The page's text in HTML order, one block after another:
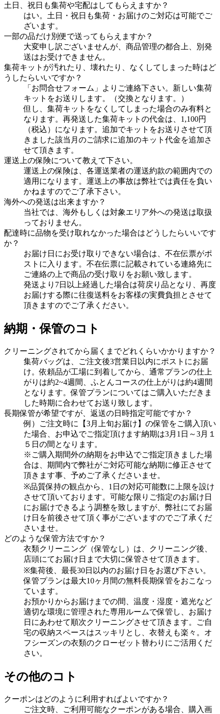
土日、祝日も集荷や宅配はしてもらえますか？
はい。土日・祝日も集荷・お届けのご対応は可能でご
ざいます。
一部の品だけ別便で送ってもらえますか？
大変申し訳ございませんが、商品管理の都合上、別発
送はお受けできません。
集荷キットが汚れたり、壊れたり、なくしてしまった時はど
うしたらいいですか？
「お問合せフォーム」よりご連絡下さい。新しい集荷
キットをお送りします。（交換となります。）
但し、集荷キットをなくしてしまった場合のみ有料と
なります。再発送した集荷キットの代金は、1,100円
（税込）になります。追加でキットをお送りさせて頂
きました該当月のご請求に追加のキット代金を追加さ
せて頂きます。
運送上の保険について教えて下さい。
運送上の保険は、各運送業者の運送約款の範囲内での
適用になります。運送上の事故は弊社では責任を負い
かねますのでご了承下さい。
海外への発送は出来ますか？
当社では、海外もしくは対象エリア外への発送は取扱
っておりません。
配達時に品物を受け取れなかった場合はどうしたらいいです
か？
お届け日にお受け取りできない場合は、不在伝票がポ
ストに入ります。不在伝票に記載されている連絡先に
ご連絡の上で商品の受け取りをお願い致します。
発送より7日以上経過した場合は荷戻り品となり、再度
お届けする際に往復送料をお客様の実費負担とさせて
頂きますのでご了承ください。
納期・保管のコト
クリーニングされてから届くまでどれくらいかかりますか？
集荷バッグは、ご注文後3営業日以内にポストにお届
け。依頼品が工場に到着してから、通常プランの仕上
がりは約2~4週間、ふとんコースの仕上がりは約4週間
となります。保管プランについてはご購入いただきま
した時期に合わせてお送り致します。
長期保管が希望ですが、返送の日時指定可能ですか？
例）ご注文時に【3月上旬お届け】の保管をご購入頂い
た場合、お申込でご指定頂けます納期は3月1日～3月１
５日の間となります。
※ご購入期間外の納期をお申込でご指定頂きました場
合は、期間内で弊社がご対応可能な納期に修正させて
頂きます事、予めご了承くださいませ。
※品質保持の観点から、1日の対応可能数に上限を設け
させて頂いております。可能な限りご指定のお届け日
にお届けできるよう調整を致しますが、弊社にてお届
け日を前後させて頂く事がございますのでご了承くだ
さいませ。
どのような保管方法ですか？
衣類クリーニング（保管なし）は、クリーニング後、
店頭にてお届け日まで大切に保管させて頂きます。
※集荷後、最長30日以内のお届け日をお選び下さい。
保管プランは最大10ヶ月間の無料長期保管をおこなっ
ています。
お預かりからお届けまでの間、温度・湿度・遮光など
適切な環境に管理された専用ルームで保管し、お届け
日にあわせて順次クリーニングさせて頂きます。ご自
宅の収納スペースはスッキリとし、衣替えも楽々。オ
フシーズンの衣類のクローゼット替わりにご活用くだ
さい。
その他のコト
クーポンはどのように利用すればよいですか？
ご注文時、ご利用可能なクーポンがある場合、購入画